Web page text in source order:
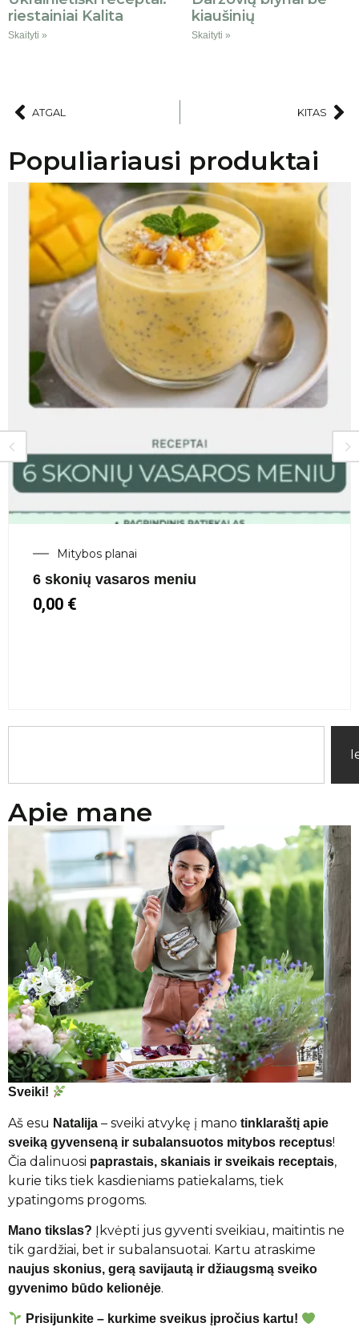
riestainiai Kalita
Skaityti »
kiaušinių
Skaityti »
ATGAL KITAS
Populiariausi produktai
Mitybos planai
Mitybos planas 3 savaičių
25,00 €
Apie mane
Sveiki!
Aš esu Natalija – sveiki atvykę į mano tinklaraštį apie
sveiką gyvenseną ir subalansuotos mitybos receptus!
Čia dalinuosi paprastais, skaniais ir sveikais receptais,
kurie tiks tiek kasdieniams patiekalams, tiek
ypatingoms progoms.
Mano tikslas? Įkvėpti jus gyventi sveikiau, maitintis ne
tik gardžiai, bet ir subalansuotai. Kartu atraskime
naujus skonius, gerą savijautą ir džiaugsmą sveiko
gyvenimo būdo kelionėje.
Prisijunkite – kurkime sveikus įpročius kartu!